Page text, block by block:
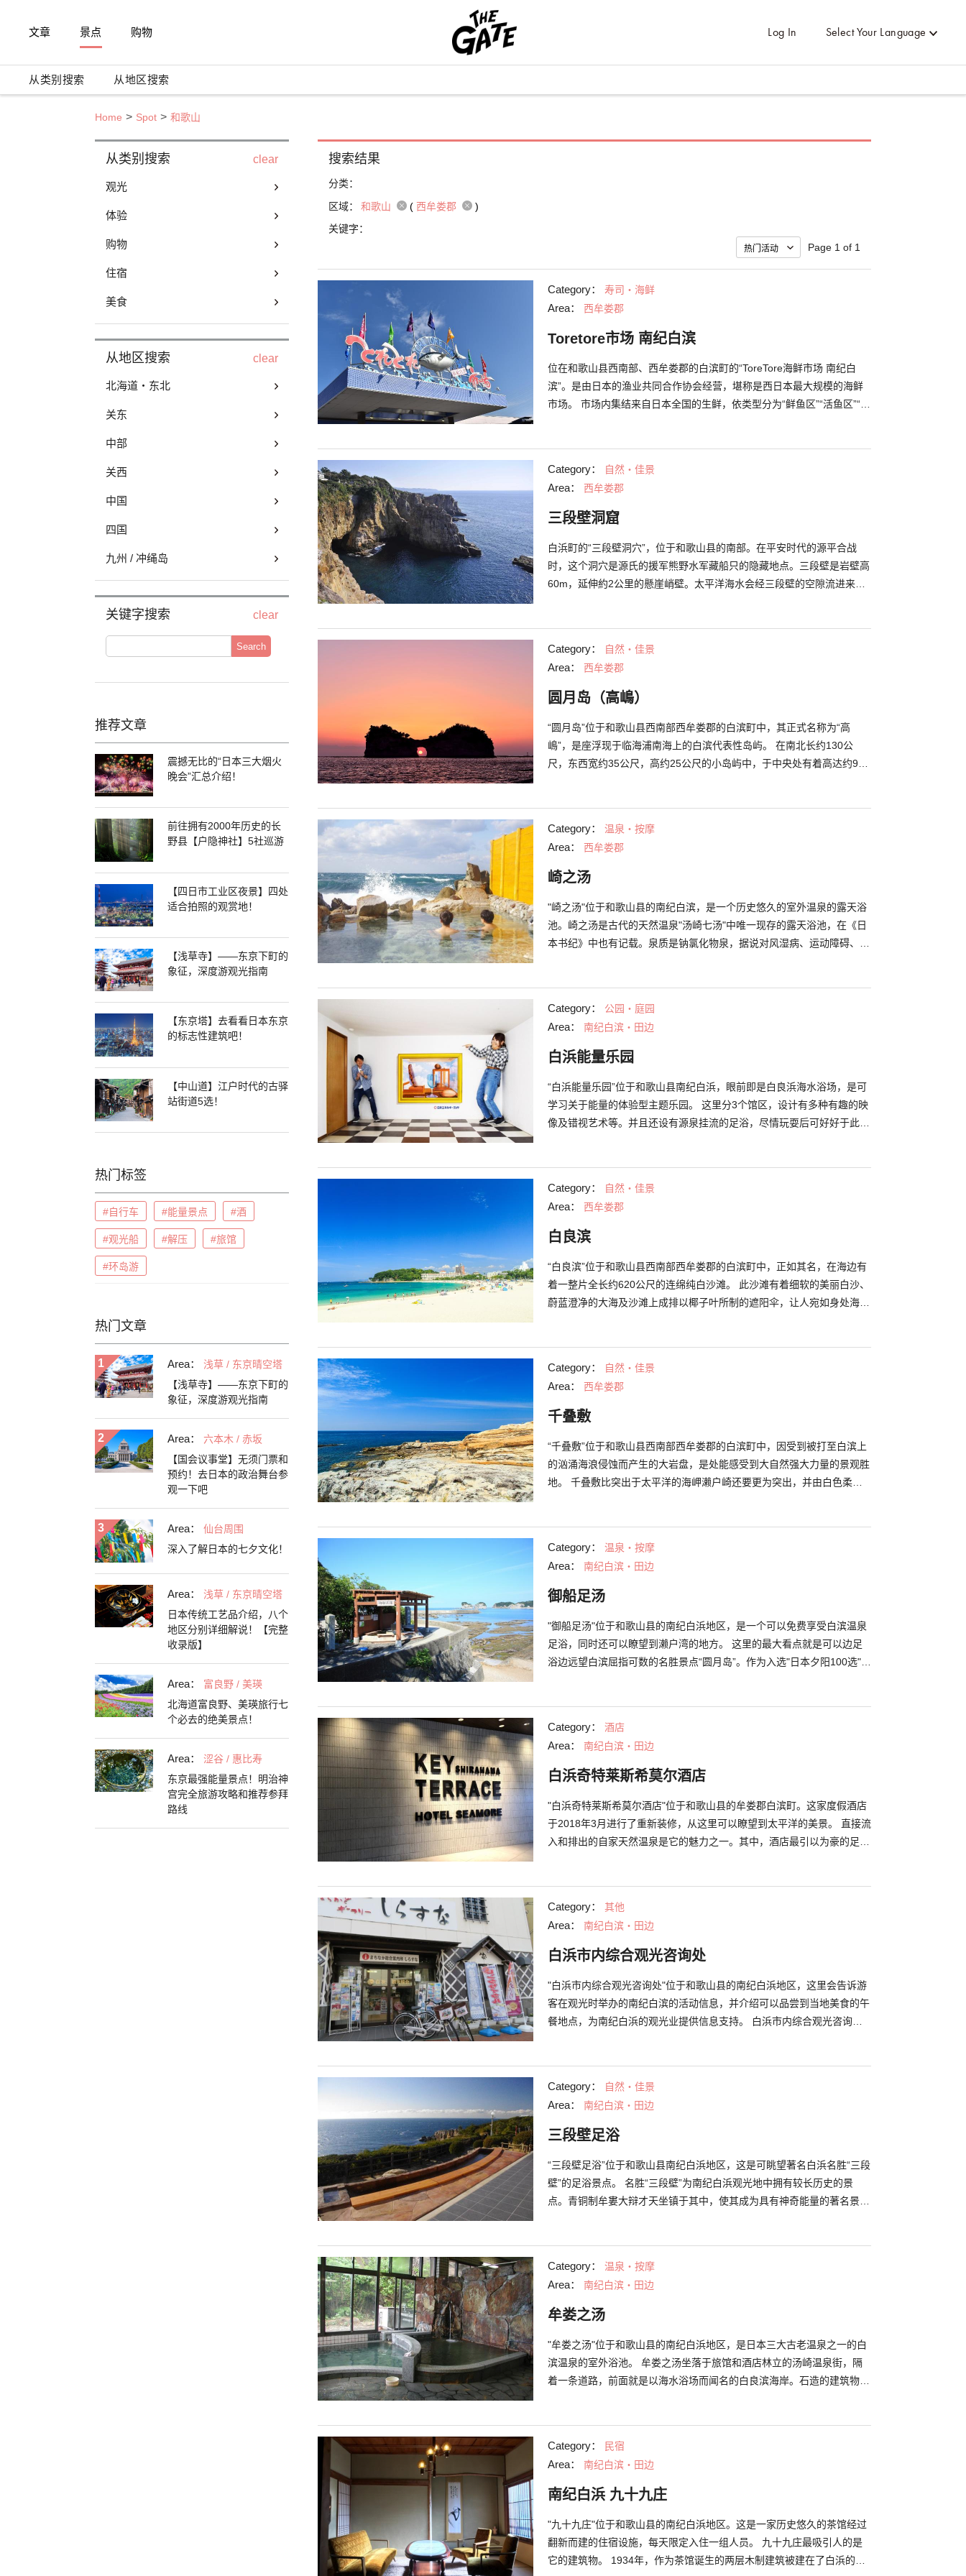
文章 景点 购物 Log In Select Your Language
从类别搜索 从地区搜索
Home Spot 和歌山
从类别搜索 clear
观光
体验
购物
住宿
美食
从地区搜索 clear
北海道・东北
关东
中部
关西
中国
四国
九州 / 冲绳岛
关键字搜索 clear
Search
推荐文章
震撼无比的“日本三大烟火
晚会”汇总介绍！
前往拥有2000年历史的长
野县【户隐神社】5社巡游
【四日市工业区夜景】四处
适合拍照的观赏地！
【浅草寺】——东京下町的
象征，深度游观光指南
【东京塔】去看看日本东京
的标志性建筑吧！
【中山道】江户时代的古驿
站街道5选！
热门标签
#自行车 #能量景点 #酒
#观光船 #解压 #旅馆
#环岛游
热门文章
Area：
浅草 / 东京晴空塔
【浅草寺】——东京下町的
象征，深度游观光指南
Area：
六本木 / 赤坂
【国会议事堂】无须门票和
预约！去日本的政治舞台参
观一下吧
Area：
仙台周围
深入了解日本的七夕文化！
Area：
浅草 / 东京晴空塔
日本传统工艺品介绍，八个
地区分别详细解说！【完整
收录版】
Area：
富良野 / 美瑛
北海道富良野、美瑛旅行七
个必去的绝美景点！
Area：
涩谷 / 惠比寿
东京最强能量景点！明治神
宫完全旅游攻略和推荐参拜
路线
搜索结果
分类：
区域：
和歌山 ( 西牟娄郡
)
关键字：
Page 1 of 1
Category： 寿司・海鲜
Area： 西牟娄郡
Toretore市场 南纪白滨
位在和歌山县西南部、西牟娄郡的白滨町的“ToreTore海鲜市场 南纪白
滨”。是由日本的渔业共同合作协会经营，堪称是西日本最大规模的海鲜
市场。 市场内集结来自日本全国的生鲜，依类型分为“鲜鱼区”“活鱼区”“腌
大家千万不要错过！像在舌尖打转的好味道，必定让你回味无穷。 在这
里，你可以尽情享受大海的赠礼和纪州的美食。
Category： 自然・佳景
Area： 西牟娄郡
三段壁洞窟
白浜町的“三段壁洞穴”，位于和歌山县的南部。在平安时代的源平合战
时，这个洞穴是源氏的援军熊野水军藏船只的隐藏地点。三段壁是岩壁高
60m，延伸約2公里的懸崖峭壁。太平洋海水会经三段壁的空隙流进来，
需30分钟便可以逛完。而其中一定要看的便是由青铜建成的牟娄大辩才天
神社了。该神社有传闻说可以为游人带来幸福，听说在神社内许愿，愿望
便会实现喔！大家也不妨来这里许愿看看吧！
Category： 自然・佳景
Area： 西牟娄郡
圆月岛（高嶋）
“圆月岛”位于和歌山县西南部西牟娄郡的白滨町中，其正式名称为“高
嶋”，是座浮现于临海浦南海上的白滨代表性岛屿。 在南北长约130公
尺，东西宽约35公尺，高约25公尺的小岛屿中，于中央处有着高达约9公
丽景色。一年2次的春秋彼岸时期，能观赏到海蚀洞与夕阳犹如合而为一
般的独特景观。
Category： 温泉・按摩
Area： 西牟娄郡
崎之汤
"崎之汤"位于和歌山县的南纪白滨，是一个历史悠久的室外温泉的露天浴
池。崎之汤是古代的天然温泉"汤崎七汤"中唯一现存的露天浴池，在《日
本书纪》中也有记载。泉质是钠氯化物泉，据说对风湿病、运动障碍、更
Category： 公园・庭园
Area： 南纪白滨・田边
白浜能量乐园
“白浜能量乐园”位于和歌山县南纪白浜，眼前即是白良浜海水浴场，是可
学习关于能量的体验型主题乐园。 这里分3个馆区，设计有多种有趣的映
像及错视艺术等。并且还设有源泉挂流的足浴，尽情玩耍后可好好于此休
白浜观光局）
Category： 自然・佳景
Area： 西牟娄郡
白良滨
“白良滨”位于和歌山县西南部西牟娄郡的白滨町中，正如其名，在海边有
着一整片全长约620公尺的连绵纯白沙滩。 此沙滩有着细软的美丽白沙、
蔚蓝澄净的大海及沙滩上成排以椰子叶所制的遮阳伞，让人宛如身处海外
让人尽情感受白良滨魅力的活动。
Category： 自然・佳景
Area： 西牟娄郡
千叠敷
“千叠敷”位于和歌山县西南部西牟娄郡的白滨町中，因受到被打至白滨上
的汹涌海浪侵蚀而产生的大岩盘，是处能感受到大自然强大力量的景观胜
地。 千叠敷比突出于太平洋的海岬濑户崎还要更为突出，并由白色柔软
叠敷所能欣赏到的夕阳景色也是被选为“和歌山县夕阳百选”之一的绝美景
致。夕阳缓缓沉入雄伟太平洋地平线中的姿态可是非常值得一看。
Category： 温泉・按摩
Area： 南纪白滨・田边
御船足汤
"御船足汤"位于和歌山县的南纪白浜地区，是一个可以免费享受白滨温泉
足浴，同时还可以瞭望到濑户湾的地方。 这里的最大看点就是可以边足
浴边远望白滨屈指可数的名胜景点“圆月岛”。作为入选"日本夕阳100选"的
Category： 酒店
Area： 南纪白滨・田边
白浜奇特莱斯希莫尔酒店
"白浜奇特莱斯希莫尔酒店"位于和歌山县的牟娄郡白滨町。这家度假酒店
于2018年3月进行了重新装修，从这里可以瞭望到太平洋的美景。 直接流
入和排出的自家天然温泉是它的魅力之一。其中，酒店最引以为豪的足
Fi 的商务休息室、可以打保龄球、乒乓球和台球的"娱乐室"等。 除了住宿
和温泉之外，在酒店还可以享受丰富多彩的愉快时光。 （照片由南纪白
滨观光部提供）
Category： 其他
Area： 南纪白滨・田边
白浜市内综合观光咨询处
"白浜市内综合观光咨询处"位于和歌山县的南纪白浜地区，这里会告诉游
客在观光时举办的南纪白滨的活动信息，并介绍可以品尝到当地美食的午
餐地点，为南纪白浜的观光业提供信息支持。 白浜市内综合观光咨询处
Category： 自然・佳景
Area： 南纪白滨・田边
三段壁足浴
“三段壁足浴”位于和歌山县南纪白浜地区，这是可眺望著名白浜名胜“三段
壁”的足浴景点。 名胜“三段壁”为南纪白浜观光地中拥有较长历史的景
点。青铜制牟婁大辩才天坐镇于其中，使其成为具有神奇能量的著名景
Category： 温泉・按摩
Area： 南纪白滨・田边
牟娄之汤
"牟娄之汤"位于和歌山县的南纪白浜地区，是日本三大古老温泉之一的白
滨温泉的室外浴池。 牟娄之汤坐落于旅馆和酒店林立的汤崎温泉街，隔
着一条道路，前面就是以海水浴场而闻名的白良滨海岸。石造的建筑物营
成分的泛绿的浑浊温泉。而"行幸汤"是一种透明平滑的咸盐泉。 附近有一
个叫做“渔人码头白滨”的海鲜市场，出售鲜鱼和土特产。洗完澡后不妨顺
便来这里转转吧。 （照片由南纪白滨观光部提供）
Category： 民宿
Area： 南纪白滨・田边
南纪白浜 九十九庄
"九十九庄"位于和歌山县的南纪白浜地区。这是一家历史悠久的茶馆经过
翻新而建的住宿设施，每天限定入住一组人员。 九十九庄最吸引人的是
它的建筑物。 1934年，作为茶馆诞生的两层木制建筑被建在了白浜的空